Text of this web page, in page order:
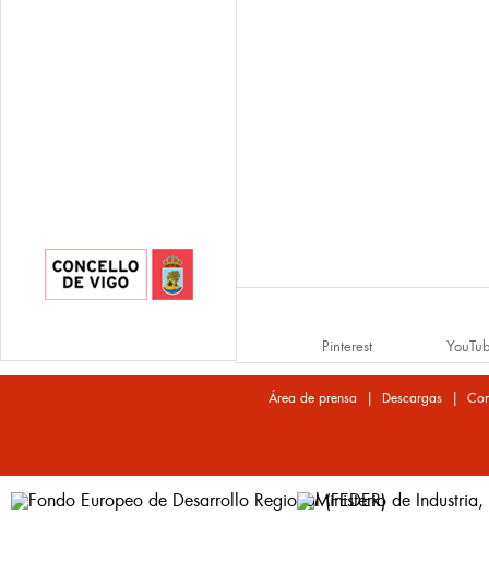
Pinterest
Área de prensa | Descargas |